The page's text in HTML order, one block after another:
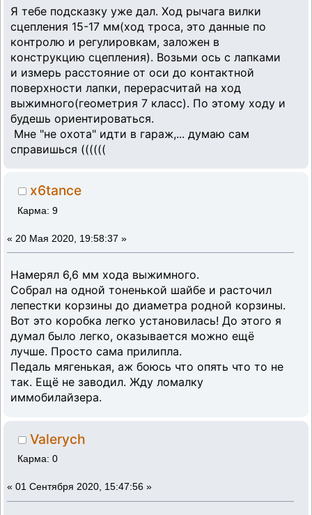
Я тебе подсказку уже дал. Ход рычага вилки
сцепления 15-17 мм(ход троса, это данные по
контролю и регулировкам, заложен в
конструкцию сцепления). Возьми ось с лапками
и измерь расстояние от оси до контактной
поверхности лапки, перерасчитай на ход
выжимного(геометрия 7 класс). По этому ходу и
будешь ориентироваться.
Мне "не охота" идти в гараж,... думаю сам
справишься ((((((
x6tance
Карма: 9
« 20 Мая 2020, 19:58:37 »
Намерял 6,6 мм хода выжимного.
Собрал на одной тоненькой шайбе и расточил
лепестки корзины до диаметра родной корзины.
Вот это коробка легко установилась! До этого я
думал было легко, оказывается можно ещё
лучше. Просто сама прилипла.
Педаль мягенькая, аж боюсь что опять что то не
так. Ещё не заводил. Жду ломалку
иммобилайзера.
Valerych
Карма: 0
« 01 Сентября 2020, 15:47:56 »